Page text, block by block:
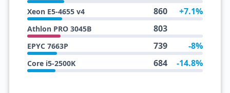
Xeon E5-4655 v4 860 +7.1%
Athlon PRO 3045B 803
EPYC 7663P 739 -8%
Core i5-2500K 684 -14.8%